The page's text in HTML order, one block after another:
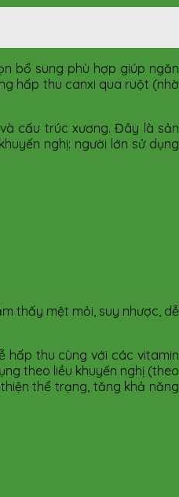
bổ sung phù hợp giúp ngăn
hấp thu canxi qua ruột (nhờ
cấu trúc xương. Đây là sản
nghị: người lớn sử dụng
thấy mệt mỏi, suy nhược, dễ
hấp thu cùng với các vitamin
theo liều khuyến nghị (theo
thể trạng, tăng khả năng